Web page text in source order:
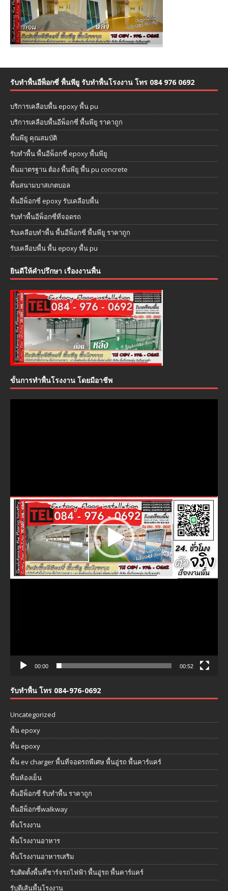
รับทำพื้นอีพ็อกซี่ พื้นพียู รับทำพื้นโรงงาน โทร 084 976 0692
บริการเคลือบพื้น epoxy พื้น pu
บริการเคลือบพื้นอีพ็อกซี่ พื้นพียู ราคาถูก
พื้นพียู คุณสมบัติ
รับทำพื้น พื้นอีพ็อกซี่ epoxy พื้นพียู
พื้นมาตรฐาน ต้อง พื้นพียู พื้น pu concrete
พื้นสนามบาสเกตบอล
พื้นอีพ็อกซี่ epoxy รับเคลือบพื้น
รับทำพื้นอีพ็อกซี่ที่จอดรถ
รับเคลือบทำพื้น พื้นอีพ็อกซี่ พื้นพียู ราคาถูก
รับเคลือบพื้น พื้น epoxy พื้น pu
ยินดีให้คำปรึกษา เรื่องงานพื้น
ขั้นการทำพื้นโรงงาน โดยมือาชีพ
00:00 00:52
รับทำพื้น โทร 084-976-0692
Uncategorized
พื้น epoxy
พื้น epoxy
พื้น ev charger พื้นที่จอดรถพืเศษ พื้นอู่รถ พื้นคาร์แคร์
พื้นห้องเย็น
พื้นอีพ็อกซี่ รับทำพื้น ราคาถูก
พื้นอีพ็อกซี่walkway
พื้นโรงงาน
พื้นโรงงานอาหาร
พื้นโรงงานอาหารเสริม
รับติดตั้งพื้นที่ชาร์จรถไฟฟ้า พื้นอู่รถ พื้นคาร์แคร์
รับตีเส้นพื้นโรงงาน